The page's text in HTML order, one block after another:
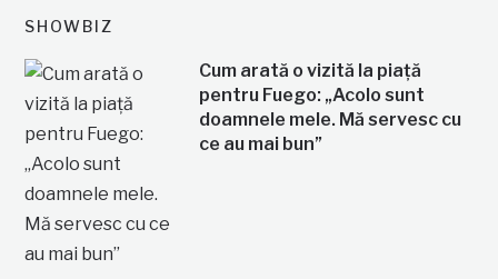
SHOWBIZ
Cum arată o vizită la piață
pentru Fuego: „Acolo sunt
doamnele mele. Mă servesc cu
ce au mai bun”